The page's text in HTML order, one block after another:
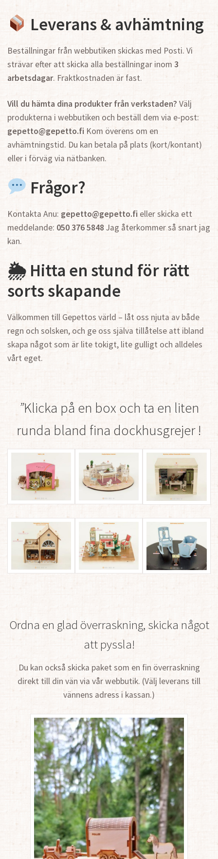
Leverans & avhämtning
Beställningar från webbutiken skickas med Posti. Vi
strävar efter att skicka alla beställningar inom 3
arbetsdagar. Fraktkostnaden är fast.
Vill du hämta dina produkter från verkstaden? Välj
produkterna i webbutiken och beställ dem via e‑post:
gepetto@gepetto.fi Kom överens om en
avhämtningstid. Du kan betala på plats (kort/kontant)
eller i förväg via nätbanken.
Frågor?
Kontakta Anu: gepetto@gepetto.fi eller skicka ett
meddelande: 050 376 5848 Jag återkommer så snart jag
kan.
🌦 Hitta en stund för rätt
sorts skapande
Välkommen till Gepettos värld – låt oss njuta av både
regn och solsken, och ge oss själva tillåtelse att ibland
skapa något som är lite tokigt, lite gulligt och alldeles
vårt eget.
”Klicka på en box och ta en liten
runda bland fina dockhusgrejer !
Ordna en glad överraskning, skicka något
att pyssla!
Du kan också skicka paket som en fin överraskning
direkt till din vän via vår webbutik. (Välj leverans till
vännens adress i kassan.)